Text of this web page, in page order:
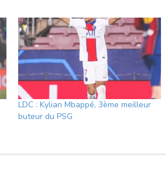
LDC : Kylian Mbappé, 3ème meilleur
buteur du PSG